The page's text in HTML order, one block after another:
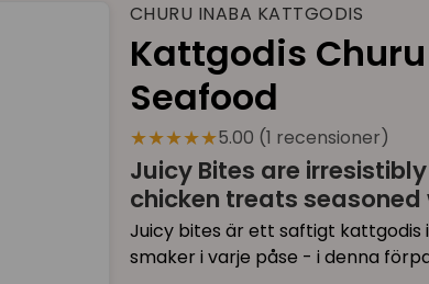
CHURU INABA KATTGODIS
Kattgodis
Seafood
★★★★★5.00 (1 recensioner)
Juicy Bites are
chicken treats
Juicy bites är ett saftigt
smaker i varje påse - i denna